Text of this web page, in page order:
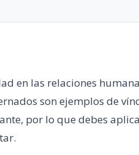
en las relaciones
son ejemplos de
por lo que debes